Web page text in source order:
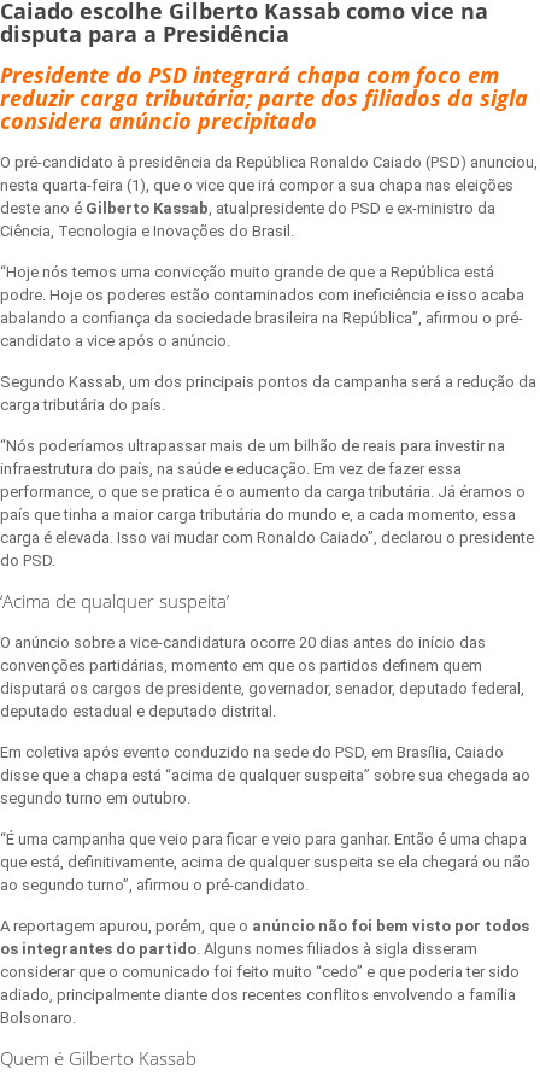
Caiado escolhe Gilberto Kassab como vice na
disputa para a Presidência
Presidente do PSD integrará chapa com foco em
reduzir carga tributária; parte dos filiados da sigla
considera anúncio precipitado
O pré-candidato à presidência da República Ronaldo Caiado (PSD) anunciou,
nesta quarta-feira (1), que o vice que irá compor a sua chapa nas eleições
deste ano é Gilberto Kassab, atualpresidente do PSD e ex-ministro da
Ciência, Tecnologia e Inovações do Brasil.
“Hoje nós temos uma convicção muito grande de que a República está
podre. Hoje os poderes estão contaminados com ineficiência e isso acaba
abalando a confiança da sociedade brasileira na República”, afirmou o pré-
candidato a vice após o anúncio.
Segundo Kassab, um dos principais pontos da campanha será a redução da
carga tributária do país.
“Nós poderíamos ultrapassar mais de um bilhão de reais para investir na
infraestrutura do país, na saúde e educação. Em vez de fazer essa
performance, o que se pratica é o aumento da carga tributária. Já éramos o
país que tinha a maior carga tributária do mundo e, a cada momento, essa
carga é elevada. Isso vai mudar com Ronaldo Caiado”, declarou o presidente
do PSD.
‘Acima de qualquer suspeita’
O anúncio sobre a vice-candidatura ocorre 20 dias antes do início das
convenções partidárias, momento em que os partidos definem quem
disputará os cargos de presidente, governador, senador, deputado federal,
deputado estadual e deputado distrital.
Em coletiva após evento conduzido na sede do PSD, em Brasília, Caiado
disse que a chapa está “acima de qualquer suspeita” sobre sua chegada ao
segundo turno em outubro.
“É uma campanha que veio para ficar e veio para ganhar. Então é uma chapa
que está, definitivamente, acima de qualquer suspeita se ela chegará ou não
ao segundo turno”, afirmou o pré-candidato.
A reportagem apurou, porém, que o anúncio não foi bem visto por todos
os integrantes do partido. Alguns nomes filiados à sigla disseram
considerar que o comunicado foi feito muito “cedo” e que poderia ter sido
adiado, principalmente diante dos recentes conflitos envolvendo a família
Bolsonaro.
Quem é Gilberto Kassab